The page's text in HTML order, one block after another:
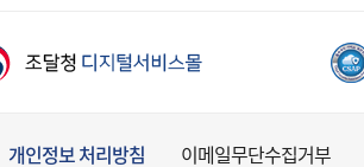
개인정보 처리방침 이메일무단수집거부